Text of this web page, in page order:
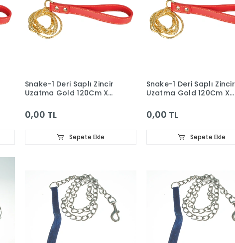
Snake-1 Deri Saplı Zincir
Uzatma Gold 120Cm X
0,00 TL
Sepete Ekle
Snake-1 Deri Saplı Zincir
Uzatma Gold 120Cm X
0,00 TL
Sepete Ekle